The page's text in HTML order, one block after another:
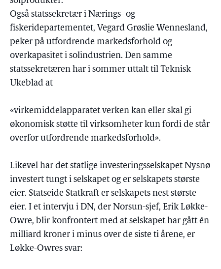
Også statssekretær i Nærings- og
fiskeridepartementet, Vegard Grøslie Wennesland,
peker på utfordrende markedsforhold og
overkapasitet i solindustrien. Den samme
statssekretæren har i sommer uttalt til Teknisk
Ukeblad at
«virkemiddelapparatet verken kan eller skal gi
økonomisk støtte til virksomheter kun fordi de står
overfor utfordrende markedsforhold».
Likevel har det statlige investeringsselskapet Nysnø
investert tungt i selskapet og er selskapets største
eier. Statseide Statkraft er selskapets nest største
eier. I et intervju i DN, der Norsun-sjef, Erik Løkke-
Owre, blir konfrontert med at selskapet har gått én
milliard kroner i minus over de siste ti årene, er
Løkke-Owres svar: